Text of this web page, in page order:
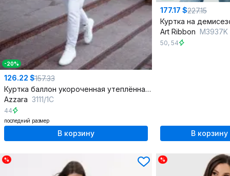
-20%
126.22 $157.33
Куртка баллон укороченная утеплённая с капюшоном
Azzara 3111/1С
44
последний размер
В корзину
177.17 $227.15
Art Ribbon M3937K
50, 54
В корзину
% %